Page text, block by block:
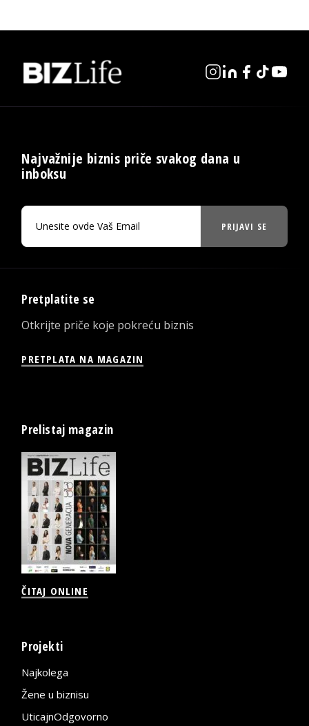
Najvažnije biznis priče svakog dana u
inboksu
PRIJAVI SE
Pretplatite se
Otkrijte priče koje pokreću biznis
PRETPLATA NA MAGAZIN
Prelistaj magazin
ČITAJ ONLINE
Projekti
Najkolega
Žene u biznisu
UticajnOdgovorno